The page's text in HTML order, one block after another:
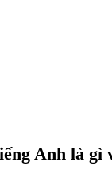
Anh là gì